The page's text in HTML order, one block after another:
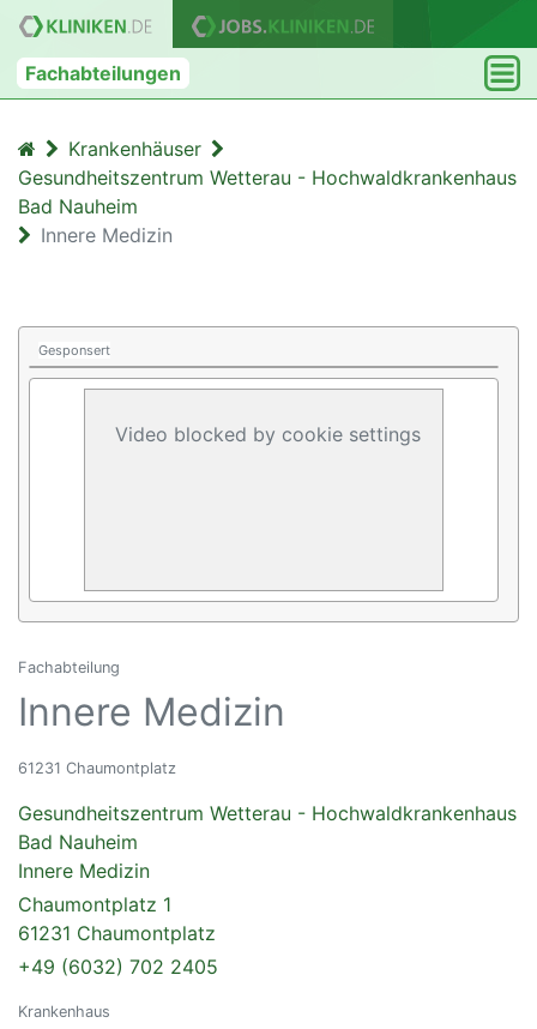
Fachabteilungen
Krankenhäuser
Gesundheitszentrum Wetterau - Hochwaldkrankenhaus
Bad Nauheim
Innere Medizin
Gesponsert
Video blocked by cookie settings
Fachabteilung
Innere Medizin
61231 Chaumontplatz
Gesundheitszentrum Wetterau - Hochwaldkrankenhaus
Bad Nauheim
Innere Medizin
Chaumontplatz 1
61231 Chaumontplatz
+49 (6032) 702 2405
Krankenhaus